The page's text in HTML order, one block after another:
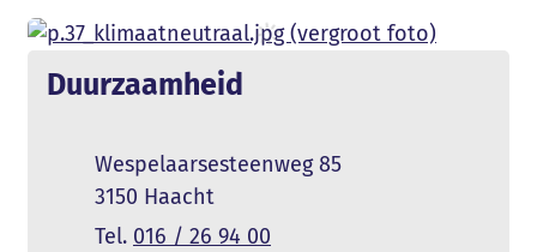
Duurzaamheid
AdresWespelaarsesteenweg 85
,3150 Haacht
016 / 26 94 00